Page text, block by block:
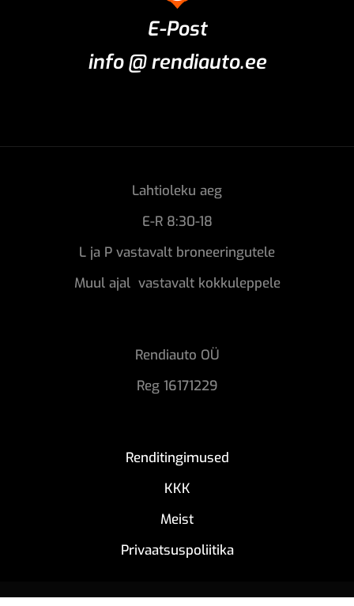
E-Post
info @ rendiauto.ee
Lahtioleku aeg
E-R 8:30-18
L ja P vastavalt broneeringutele
Muul ajal vastavalt kokkuleppele
Rendiauto OÜ
Reg 16171229
Renditingimused
KKK
Meist
Privaatsuspoliitika